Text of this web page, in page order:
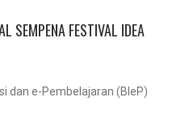
SEMPENA FESTIVAL IDEA
dan e-Pembelajaran (BIeP)